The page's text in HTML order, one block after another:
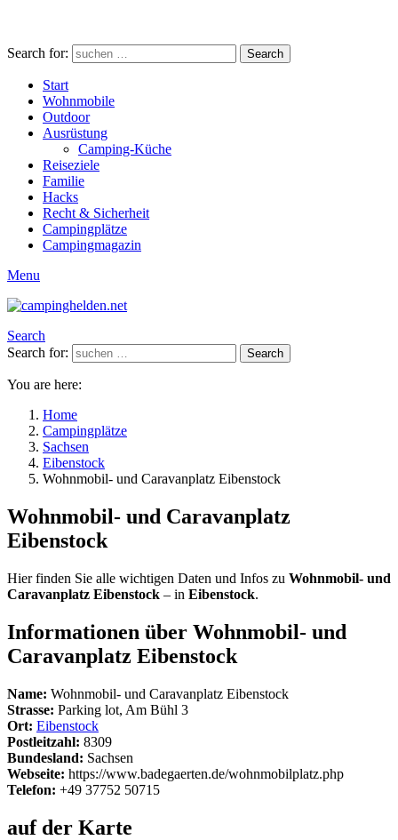
Search for: Search
Start
Wohnmobile
Outdoor
Ausrüstung
Camping-Küche
Reiseziele
Familie
Hacks
Recht & Sicherheit
Campingplätze
Campingmagazin
Menu
Search
Search for:
Search
You are here:
Home
Campingplätze
Sachsen
Eibenstock
Wohnmobil- und Caravanplatz Eibenstock
Wohnmobil- und Caravanplatz
Eibenstock
Hier finden Sie alle wichtigen Daten und Infos zu Wohnmobil- und
Caravanplatz Eibenstock – in Eibenstock.
Informationen über Wohnmobil- und
Caravanplatz Eibenstock
Name: Wohnmobil- und Caravanplatz Eibenstock
Strasse: Parking lot, Am Bühl 3
Ort: Eibenstock
Postleitzahl: 8309
Bundesland: Sachsen
Webseite: https://www.badegaerten.de/wohnmobilplatz.php
Telefon: +49 37752 50715
auf der Karte